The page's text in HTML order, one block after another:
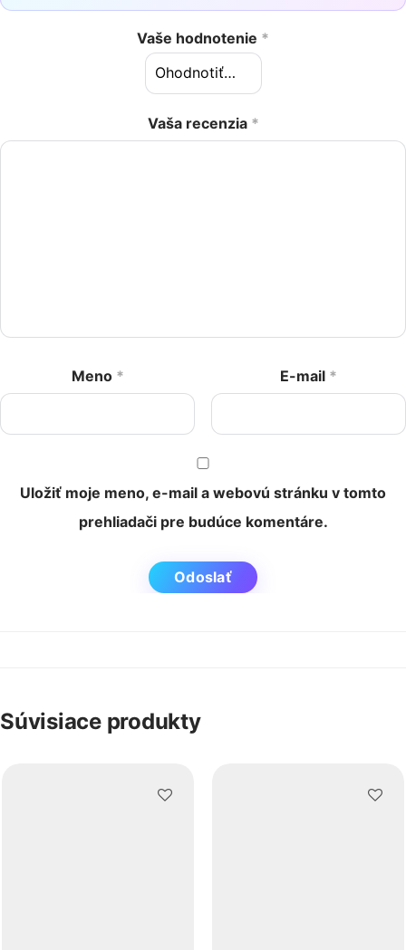
Vaše hodnotenie *
Vaša recenzia *
Meno * E-mail *
Uložiť moje meno, e-mail a webovú stránku v tomto
prehliadači pre budúce komentáre.
Súvisiace produkty